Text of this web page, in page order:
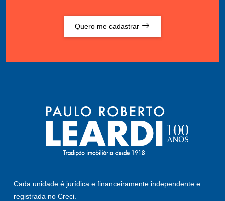
Quero me cadastrar
Cada unidade é jurídica e financeiramente independente e
registrada no Creci.